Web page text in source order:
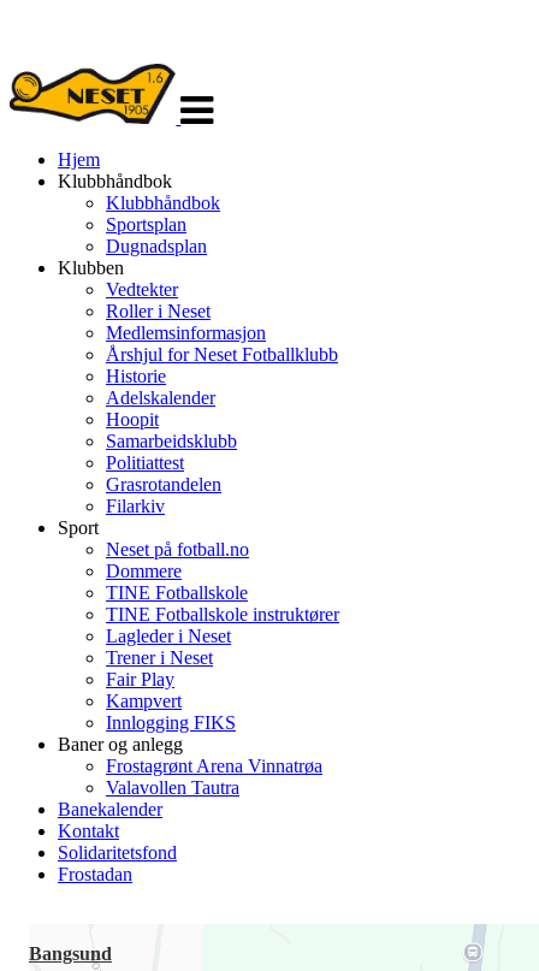
navigasjon
Hjem
Klubbhåndbok
Klubbhåndbok
Sportsplan
Dugnadsplan
Klubben
Vedtekter
Roller i Neset
Medlemsinformasjon
Årshjul for Neset Fotballklubb
Historie
Adelskalender
Hoopit
Samarbeidsklubb
Politiattest
Grasrotandelen
Filarkiv
Sport
Neset på fotball.no
Dommere
TINE Fotballskole
TINE Fotballskole instruktører
Lagleder i Neset
Trener i Neset
Fair Play
Kampvert
Innlogging FIKS
Baner og anlegg
Frostagrønt Arena Vinnatrøa
Valavollen Tautra
Banekalender
Kontakt
Solidaritetsfond
Frostadan
Bangsund